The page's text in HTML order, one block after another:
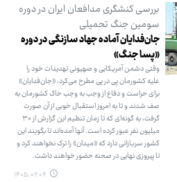
بررسی کنشگری مدافعان ایران در دوره
سومین جنگ تحمیلی
جان‌فدایان آماده جهاد سازنگی در دوره
«پسا جنگ»
وقتی دشمن آمریکایی و صهیونی تهدیدات خود را
علیه کشورمان پی در پی مطرح می‌کرد، «جان‌فدایان»
برای حراست و دفاع از وجب به وجب خاک کشورمان به
صف شدند و تا به امروز استقبال خوبی از آن صورت
گرفت، به گونه‌ای که تا زمان تنظیم این گزارش از ۳۰
میلیون نفر عبور کرده است. آنها آمده‌اند تا بگویند این
کشور سربازانی دارد که «میدان» را ترک نخواهند کرد و
تا پیروزی نهایی در صحنه حضور خواهند داشت.
۱۴۰۵.۰۲.۰۴